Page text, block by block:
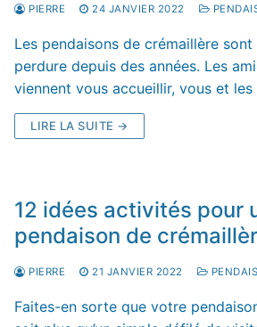
PIERRE 24 JANVIER 2022
Les pendaisons de crémaillère
perdure depuis des années. Les
viennent vous accueillir, vous et
LIRE LA SUITE →
12 idées activités pour
pendaison de
PIERRE 21 JANVIER 2022
Faites-en sorte que votre